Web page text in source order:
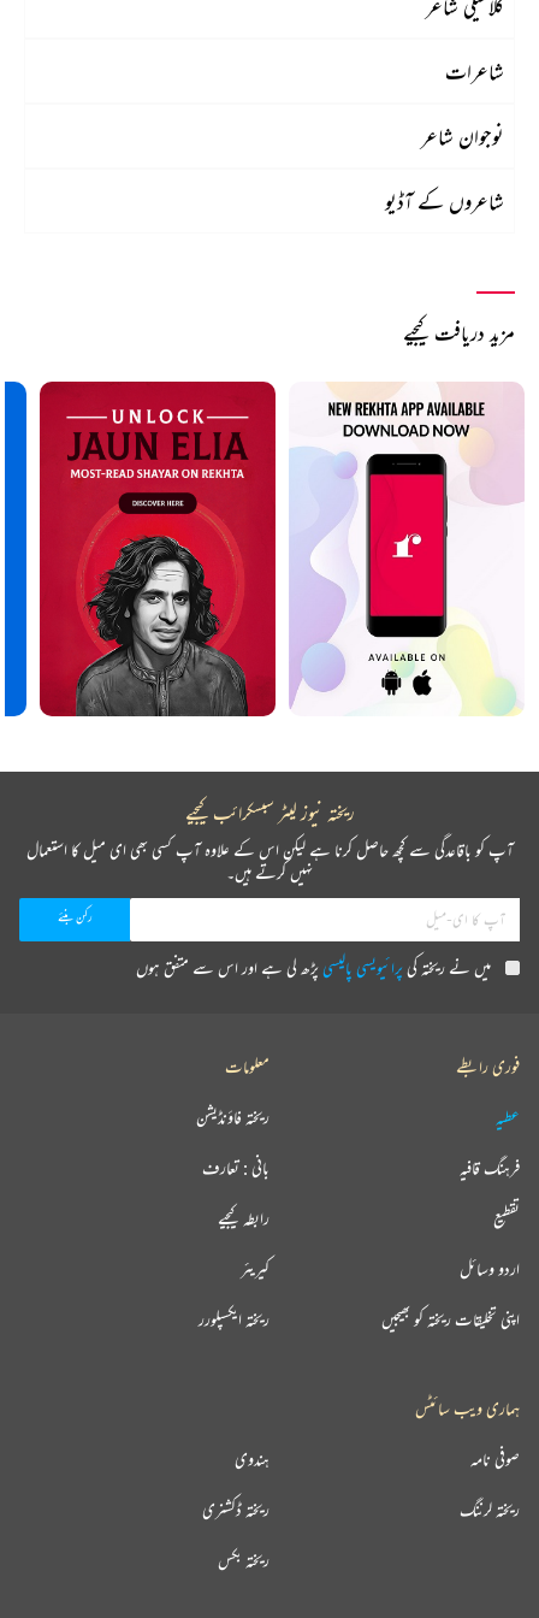
شاعرات
نوجوان شاعر
شاعروں کے آڈیو
مزید دریافت کیجیے
ریختہ نیوز لیٹر سبسکرائب کیجیے
آپ کو باقاعدگی سے کچھ حاصل کرنا ہے لیکن اس کے علاوہ آپ کسی بھی ای میل کا استعمال
نہیں کرتے ہیں۔
میں نے ریختہ کی پرائیویسی پالیسی پڑھ لی ہے اور اس سے متفق ہوں
فوری رابطے
عطیہ
فرہنگ قافیہ
تقطیع
اردو وسائل
اپنی تخلیقات ریختہ کو بھیجیں
معلومات
ریختہ فاؤنڈیشن
بانی : تعارف
رابطہ کیجیے
کیریئر
ریختہ ایکسپلورر
ہماری ویب سائٹس
ہندوی صوفی نامہ
ریختہ ڈکشنری ریختہ لرننگ
ریختہ بکس